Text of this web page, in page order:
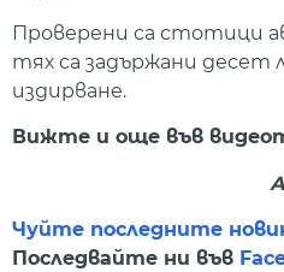
Проверени са стотици
тях са задържани десет
издирване.
Вижте и още във
Чуйте последните
Последвайте ни във